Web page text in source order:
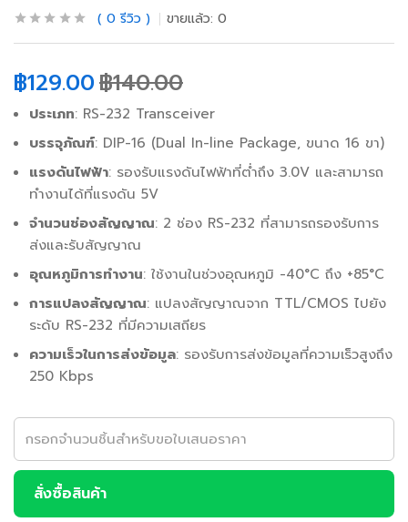
0 รีวิว ขายแล้ว: 0
฿129.00฿140.00
ประเภท: RS-232 Transceiver
บรรจุภัณฑ์: DIP-16 (Dual In-line Package, ขนาด 16 ขา)
แรงดันไฟฟ้า: รองรับแรงดันไฟฟ้าที่ต่ำถึง 3.0V และสามารถ
ทำงานได้ที่แรงดัน 5V
จำนวนช่องสัญญาณ: 2 ช่อง RS-232 ที่สามารถรองรับการ
ส่งและรับสัญญาณ
อุณหภูมิการทำงาน: ใช้งานในช่วงอุณหภูมิ -40°C ถึง +85°C
การแปลงสัญญาณ: แปลงสัญญาณจาก TTL/CMOS ไปยัง
ระดับ RS-232 ที่มีความเสถียร
ความเร็วในการส่งข้อมูล: รองรับการส่งข้อมูลที่ความเร็วสูงถึง
250 Kbps
สั่งซื้อสินค้า